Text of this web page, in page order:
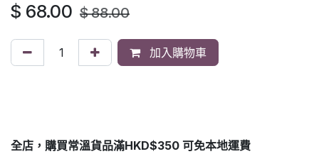
$ 68.00 $88.00
加入購物車
全店，購買常溫貨品滿HKD$350 可免本地運費